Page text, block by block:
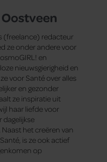
(freelance) redacteur
ze onder andere voor
en
nieuwsgierigheid en
voor Santé over alles
en gezonder
ze inspiratie uit
haar liefde voor
dagelijkse
het creëren van
is ze ook actief
op